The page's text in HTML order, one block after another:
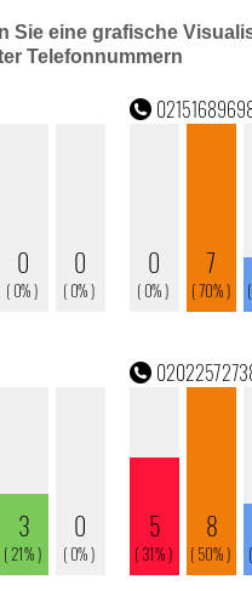
Sie eine grafische
Telefonnummern